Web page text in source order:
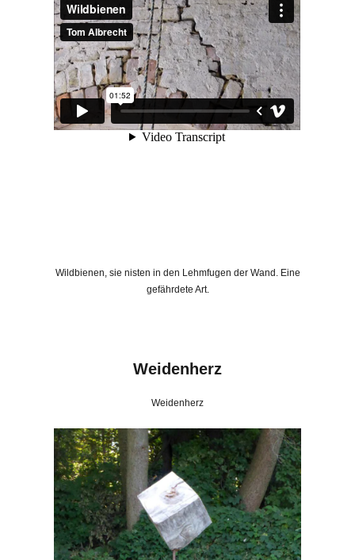
Wildbienen, sie nisten in den Lehmfugen der Wand. Eine
gefährdete Art.
Weidenherz
Weidenherz